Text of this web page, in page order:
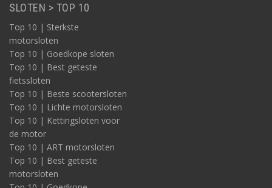
SLOTEN > TOP 10
Top 10 | Sterkste
motorsloten
Top 10 | Goedkope sloten
Top 10 | Best geteste
fietssloten
Top 10 | Beste scootersloten
Top 10 | Lichte motorsloten
Top 10 | Kettingsloten voor
de motor
Top 10 | ART motorsloten
Top 10 | Best geteste
motorsloten